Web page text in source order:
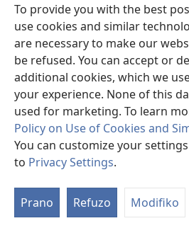
To provide you with the best
use cookies and similar
are necessary to make our
be refused. You can accept or
additional cookies, which we
your experience. None of this
used for marketing. To learn
Policy on Use of Cookies and
You can customize your
to Privacy Settings.
Prano Refuzo Modifiko
të
re)
JW Hub
(hap
dritare
të
re)
JW Library
Biblioteka Watchtower
Copyright© 2026 Watch Tower Bible and
KUSHTET E PËRDORIMIT